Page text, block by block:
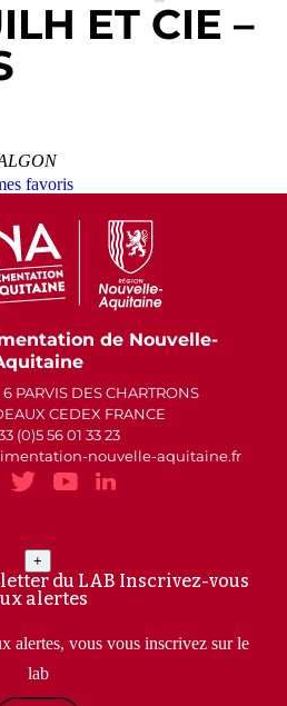
ET CIE –
favoris
de Nouvelle-
PARVIS DES CHARTRONS
CEDEX FRANCE
(0)5 56 01 33 23
nouvelle-aquitaine.fr
+
du LAB Inscrivez-vous
alertes
alertes, vous vous inscrivez sur le
lab